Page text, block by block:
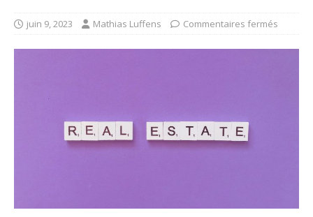
juin 9, 2023 Mathias Luffens Commentaires fermés